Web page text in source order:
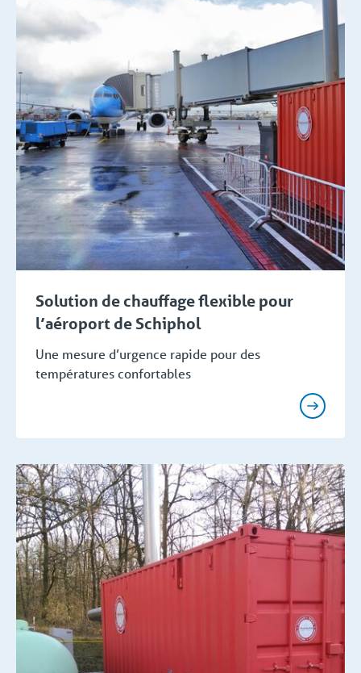
Solution de chauffage flexible pour
l’aéroport de Schiphol
Une mesure d’urgence rapide pour des
températures confortables